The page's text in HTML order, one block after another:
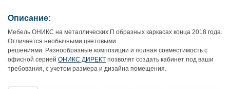
Описание:
Мебель ОНИКС на металлических П образных каркасах конца 2018 года.
Отличается необычными цветовыми
решениями. Разнообразные композиции и полная совместимость с
офисной серией ОНИКС ДИРЕКТ позволят создать кабинет под ваши
требования, с учетом размера и дизайна помещения.